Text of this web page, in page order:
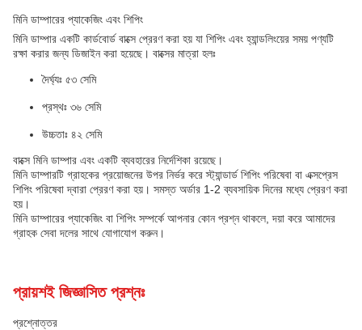
মিনি ডাম্পারের প্যাকেজিং এবং শিপিং
মিনি ডাম্পার একটি কার্ডবোর্ড বাক্সে প্রেরণ করা হয় যা শিপিং এবং হ্যান্ডলিংয়ের সময় পণ্যটি
রক্ষা করার জন্য ডিজাইন করা হয়েছে। বাক্সের মাত্রা হলঃ
দৈর্ঘ্যঃ ৫৩ সেমি
প্রস্থঃ ৩৬ সেমি
উচ্চতাঃ ৪২ সেমি
বাক্সে মিনি ডাম্পার এবং একটি ব্যবহারের নির্দেশিকা রয়েছে।
মিনি ডাম্পারটি গ্রাহকের প্রয়োজনের উপর নির্ভর করে স্ট্যান্ডার্ড শিপিং পরিষেবা বা এক্সপ্রেস
শিপিং পরিষেবা দ্বারা প্রেরণ করা হয়। সমস্ত অর্ডার 1-2 ব্যবসায়িক দিনের মধ্যে প্রেরণ করা
হয়।
মিনি ডাম্পারের প্যাকেজিং বা শিপিং সম্পর্কে আপনার কোন প্রশ্ন থাকলে, দয়া করে আমাদের
গ্রাহক সেবা দলের সাথে যোগাযোগ করুন।
প্রায়শই জিজ্ঞাসিত প্রশ্নঃ
প্রশ্নোত্তর